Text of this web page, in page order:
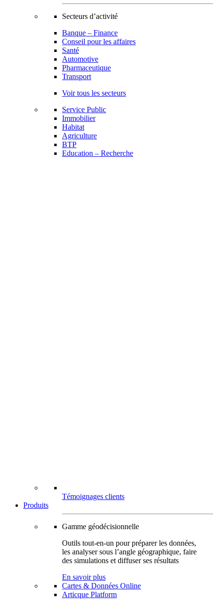
Secteurs d’activité
Banque – Finance
Conseil pour les affaires
Santé
Automotive
Pharmaceutique
Transport
Voir tous les secteurs
Service Public
Immobilier
Habitat
Agriculture
BTP
Education – Recherche
Témoignages clients
Produits
Gamme géodécisionnelle
Outils tout-en-un pour préparer les données,
les analyser sous l’angle géographique, faire
des simulations et diffuser ses résultats
En savoir plus
Cartes & Données Online
Articque Platform